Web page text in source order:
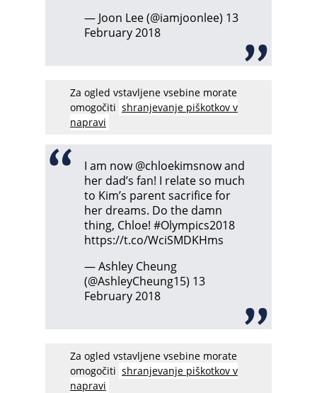
— Joon Lee (@iamjoonlee) 13
February 2018
Za ogled vstavljene vsebine morate
omogočiti shranjevanje piškotkov v
napravi
I am now@chloekimsnowand
her dad’s fan! I relate so much
to Kim’s parent sacrifice for
her dreams. Do the damn
thing, Chloe! #Olympics2018
https://t.co/WciSMDKHms
— Ashley Cheung
(@AshleyCheung15) 13
February 2018
Za ogled vstavljene vsebine morate
omogočiti shranjevanje piškotkov v
napravi